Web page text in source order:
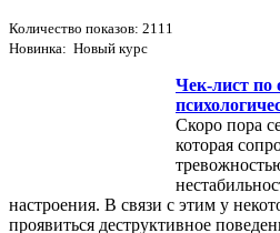
Количество показов: 2111
Новинка: Новый курс
Чек-лист по
Скоро пора
которая
настроения. В связи с этим у
проявиться деструктивное